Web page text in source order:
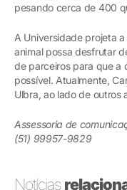
pesando cerca de 400
A Universidade projeta
animal possa desfrutar
de parceiros para que a
possível. Atualmente,
Ulbra, ao lado de outros
Assessoria de
(51) 99957-9829
Notícias